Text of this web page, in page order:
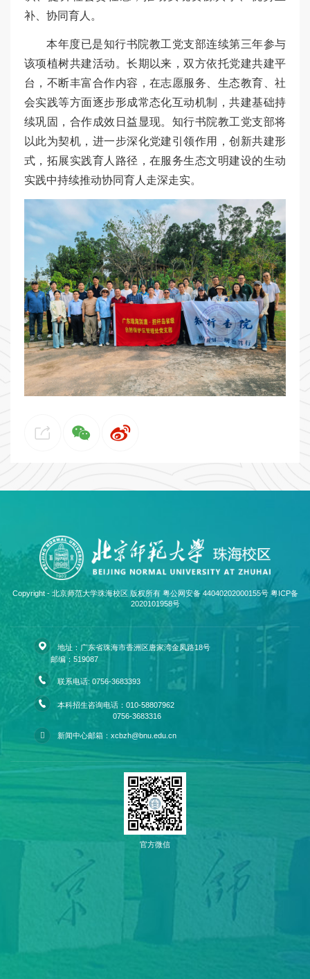
补、协同育人。
本年度已是知行书院教工党支部连续第三年参与
该项植树共建活动。长期以来，双方依托党建共建平
台，不断丰富合作内容，在志愿服务、生态教育、社
会实践等方面逐步形成常态化互动机制，共建基础持
续巩固，合作成效日益显现。知行书院教工党支部将
以此为契机，进一步深化党建引领作用，创新共建形
式，拓展实践育人路径，在服务生态文明建设的生动
实践中持续推动协同育人走深走实。
Copyright - 北京师范大学珠海校区 版权所有 粤公网安备 44040202000155号 粤ICP备
2020101958号
地址：广东省珠海市香洲区唐家湾金凤路18号
邮编：519087
联系电话: 0756-3683393
本科招生咨询电话：010-58807962
0756-3683316
新闻中心邮箱：xcbzh@bnu.edu.cn
官方微信